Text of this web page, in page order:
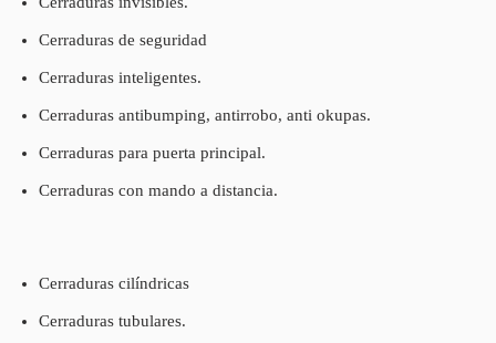
Cerraduras de seguridad
Cerraduras inteligentes.
Cerraduras antibumping, antirrobo, anti okupas.
Cerraduras para puerta principal.
Cerraduras con mando a distancia.
Cerraduras cilíndricas
Cerraduras tubulares.